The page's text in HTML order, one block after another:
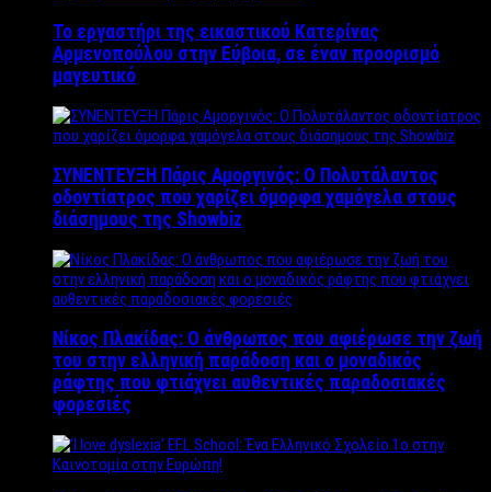
Το εργαστήρι της εικαστικού Κατερίνας
Αρμενοπούλου στην Εύβοια, σε έναν προορισμό
μαγευτικό
ΣΥΝΕΝΤΕΥΞΗ Πάρις Αμοργινός: O Πολυτάλαντος
οδοντίατρος που χαρίζει όμορφα χαμόγελα στους
διάσημους της Showbiz
Νίκος Πλακίδας: O άνθρωπος που αφιέρωσε την ζωή
του στην ελληνική παράδοση και ο μοναδικός
ράφτης που φτιάχνει αυθεντικές παραδοσιακές
φορεσιές